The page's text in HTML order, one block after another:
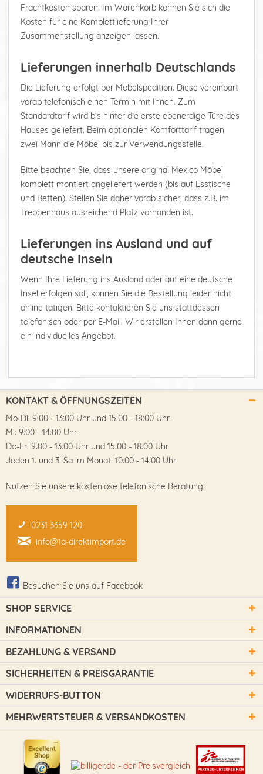
Frachtkosten sparen. Im Warenkorb können Sie sich die
Kosten für eine Komplettlieferung Ihrer
Zusammenstellung anzeigen lassen.
Lieferungen innerhalb Deutschlands
Die Lieferung erfolgt per Möbelspedition. Diese vereinbart
vorab telefonisch einen Termin mit Ihnen. Zum
Standardtarif wird bis hinter die erste ebenerdige Türe des
Hauses geliefert. Beim optionalen Komforttarif tragen
zwei Mann die Möbel bis zur Verwendungsstelle.
Bitte beachten Sie, dass unsere original Mexico Möbel
komplett montiert angeliefert werden (bis auf Esstische
und Betten). Stellen Sie daher vorab sicher, dass z.B. im
Treppenhaus ausreichend Platz vorhanden ist.
Lieferungen ins Ausland und auf
deutsche Inseln
Wenn Ihre Lieferung ins Ausland oder auf eine deutsche
Insel erfolgen soll, können Sie die Bestellung leider nicht
online tätigen. Bitte kontaktieren Sie uns stattdessen
telefonisch oder per E-Mail. Wir erstellen Ihnen dann gerne
ein individuelles Angebot.
KONTAKT & ÖFFNUNGSZEITEN
Mo-Di: 9:00 - 13:00 Uhr und 15:00 - 18:00 Uhr
Mi: 9:00 - 14:00 Uhr
Do-Fr: 9:00 - 13:00 Uhr und 15:00 - 18:00 Uhr
Jeden 1. und 3. Sa im Monat: 10:00 - 14:00 Uhr
Nutzen Sie unsere kostenlose telefonische Beratung:
0231 3359 120
info@1a-direktimport.de
Besuchen Sie uns auf Facebook
SHOP SERVICE
INFORMATIONEN
BEZAHLUNG & VERSAND
SICHERHEITEN & PREISGARANTIE
WIDERRUFS-BUTTON
MEHRWERTSTEUER & VERSANDKOSTEN